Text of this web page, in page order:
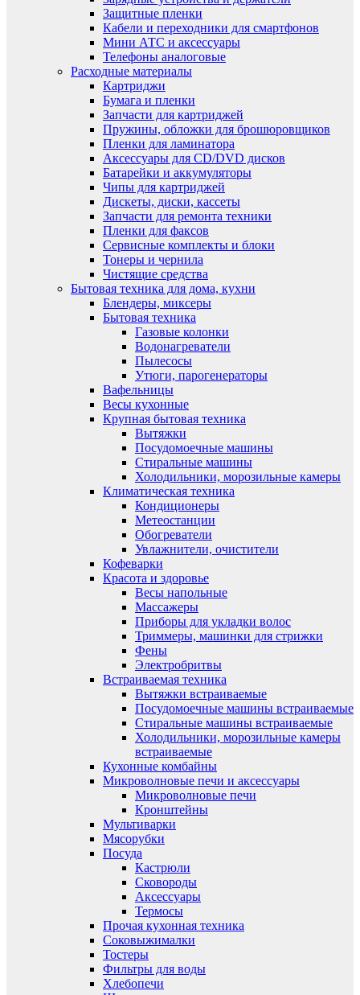
Защитные пленки
Кабели и переходники для смартфонов
Мини АТС и аксессуары
Телефоны аналоговые
Расходные материалы
Картриджи
Бумага и пленки
Запчасти для картриджей
Пружины, обложки для брошюровщиков
Пленки для ламинатора
Аксессуары для CD/DVD дисков
Батарейки и аккумуляторы
Чипы для картриджей
Дискеты, диски, кассеты
Запчасти для ремонта техники
Пленки для факсов
Сервисные комплекты и блоки
Тонеры и чернила
Чистящие средства
Бытовая техника для дома, кухни
Блендеры, миксеры
Бытовая техника
Газовые колонки
Водонагреватели
Пылесосы
Утюги, парогенераторы
Вафельницы
Весы кухонные
Крупная бытовая техника
Вытяжки
Посудомоечные машины
Стиральные машины
Холодильники, морозильные камеры
Климатическая техника
Кондиционеры
Метеостанции
Обогреватели
Увлажнители, очистители
Кофеварки
Красота и здоровье
Весы напольные
Массажеры
Приборы для укладки волос
Триммеры, машинки для стрижки
Фены
Электробритвы
Встраиваемая техника
Вытяжки встраиваемые
Посудомоечные машины встраиваемые
Стиральные машины встраиваемые
Холодильники, морозильные камеры
встраиваемые
Кухонные комбайны
Микроволновые печи и аксессуары
Микроволновые печи
Кронштейны
Мультиварки
Мясорубки
Посуда
Кастрюли
Сковороды
Аксессуары
Термосы
Прочая кухонная техника
Соковыжималки
Тостеры
Фильтры для воды
Хлебопечи